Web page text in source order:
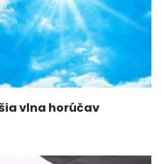
vlna horúčav